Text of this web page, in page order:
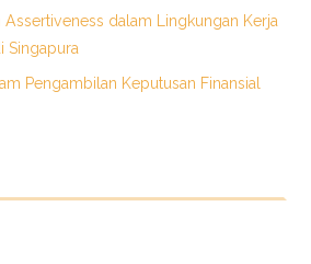
Assertiveness dalam Lingkungan Kerja
Singapura
Pengambilan Keputusan Finansial